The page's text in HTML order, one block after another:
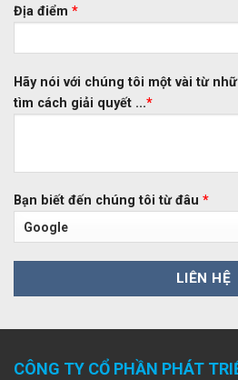
Địa điểm *
Hãy nói với chúng tôi một vài từ
tìm cách giải quyết ...*
Bạn biết đến chúng tôi từ đâu *
CÔNG TY CỔ PHẦN PHÁT